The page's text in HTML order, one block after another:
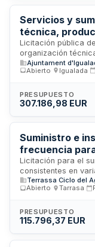
Servicios y
técnica,
navideña
Licitación pública
organización
navideña 2026-
diez lotes que
sonorización e
espacios públicos,
relacionados con
mediante
establecido y
hasta enero de
Ajuntament
Abierto
Igualada
PRESUPUESTO
307.186,98 EUR
Suministro e
frecuencia
en Terrassa
Licitación para el
consistentes en
grupo de bombeo
Terrassa. El
técnico ejecutivo,
valor social y
de condiciones
Terrassa Ciclo del
Abierto
Tarrasa
PRESUPUESTO
115.796,37 EUR